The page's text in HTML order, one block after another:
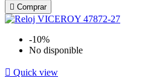
 Comprar
-10%
No disponible
 Quick view